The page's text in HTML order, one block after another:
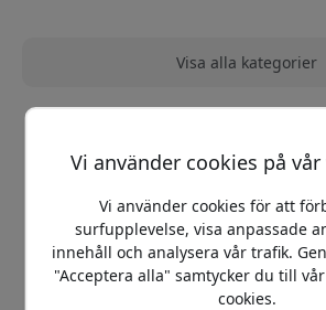
Visa alla kategorier
Vi använder cookies på
Vi använder cookies för att
surfupplevelse, visa anpassade
innehåll och analysera vår trafik.
"Acceptera alla" samtycker du till
cookies.